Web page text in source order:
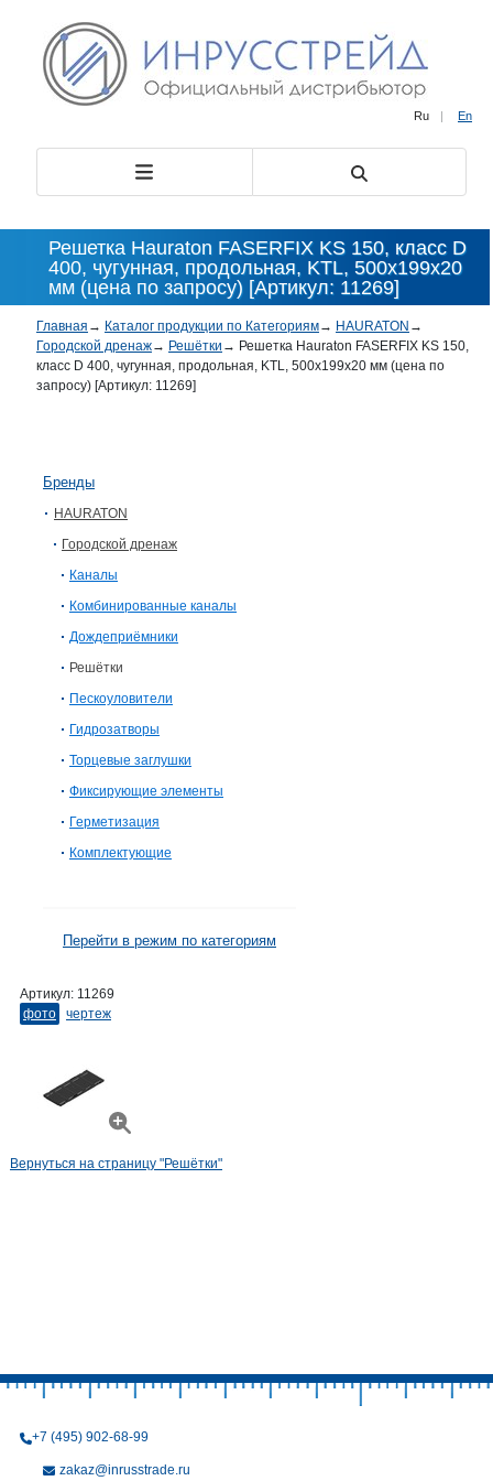
Ru | En
Решетка Hauraton FASERFIX KS 150, класс D
400, чугунная, продольная, KTL, 500x199x20
мм (цена по запросу) [Артикул: 11269]
Главная → Каталог продукции по Категориям→ HAURATON →
Городской дренаж→ Решётки → Решетка Hauraton FASERFIX KS 150,
класс D 400, чугунная, продольная, KTL, 500x199x20 мм (цена по
запросу) [Артикул: 11269]
Бренды
HAURATON
Городской дренаж
Каналы
Комбинированные каналы
Дождеприёмники
Решётки
Пескоуловители
Гидрозатворы
Торцевые заглушки
Фиксирующие элементы
Герметизация
Комплектующие
Перейти в режим по категориям
Артикул: 11269
фото
чертеж
Вернуться на страницу "Решётки"
+7 (495) 902-68-99
zakaz@inrusstrade.ru